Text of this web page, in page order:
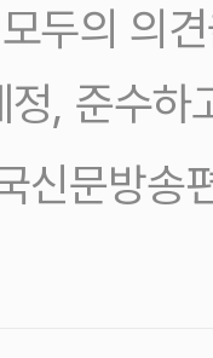
두의 의
정, 준수하
신문방송